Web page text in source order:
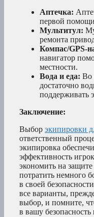
Аптечка:
первой
Мультитул:
ремонта
Компас/GPS-
навигатор
местности.
Вода и еда: Во
достаточно
поддерживать
Заключение:
Выбор экипировки
ответственный
экипировка
эффективность
экономить на
потратить немного
в своей
все варианты,
выбор, и помните,
в вашу